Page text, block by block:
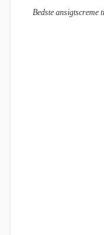
Bedste ansigtscreme